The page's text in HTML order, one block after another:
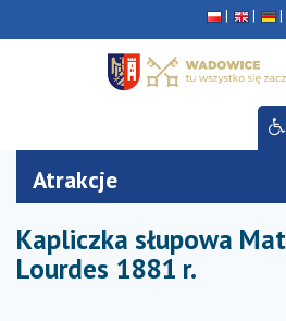
Deklaracja
dostępności
Przejdź
do
głównej
treści
Przejdź
do
menu
Przejdź
do
stopki
Atrakcje
Kapliczka słupowa
Lourdes 1881 r.